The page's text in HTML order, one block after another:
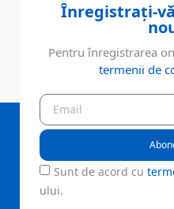
Înregistrați-
Pentru înregistrarea
termenii de
Sunt de acord cu
ului.